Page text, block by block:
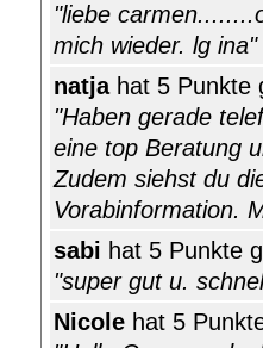
"liebe
mich wieder. lg ina"
natjahat 5 Punkte
"Haben gerade
eine top Beratung
Zudem siehst du
Vorabinformation.
sabi hat 5 Punkte
"super gut u.
Nicole hat 5